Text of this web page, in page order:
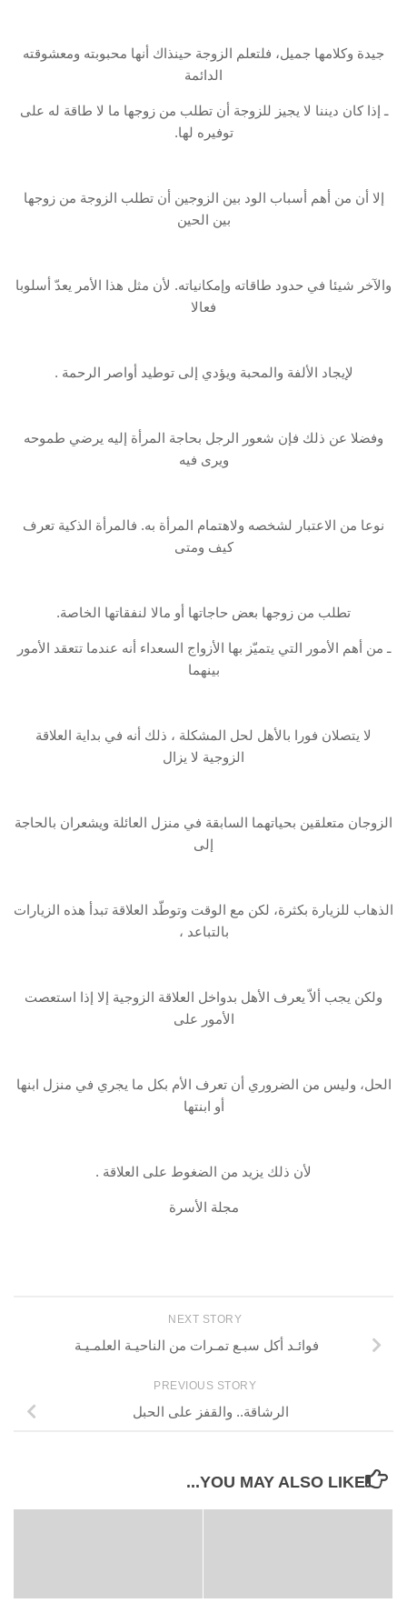
جيدة وكلامها جميل، فلتعلم الزوجة حينذاك أنها محبوبته ومعشوقته
الدائمة
ـ إذا كان ديننا لا يجيز للزوجة أن تطلب من زوجها ما لا طاقة له على
توفيره لها.
إلا أن من أهم أسباب الود بين الزوجين أن تطلب الزوجة من زوجها
بين الحين
والآخر شيئا في حدود طاقاته وإمكانياته. لأن مثل هذا الأمر يعدّ أسلوبا
فعالا
لإيجاد الألفة والمحبة ويؤدي إلى توطيد أواصر الرحمة .
وفضلا عن ذلك فإن شعور الرجل بحاجة المرأة إليه يرضي طموحه
ويرى فيه
نوعا من الاعتبار لشخصه ولاهتمام المرأة به. فالمرأة الذكية تعرف
كيف ومتى
تطلب من زوجها بعض حاجاتها أو مالا لنفقاتها الخاصة.
ـ من أهم الأمور التي يتميّز بها الأزواج السعداء أنه عندما تتعقد الأمور
بينهما
لا يتصلان فورا بالأهل لحل المشكلة ، ذلك أنه في بداية العلاقة
الزوجية لا يزال
الزوجان متعلقين بحياتهما السابقة في منزل العائلة ويشعران بالحاجة
إلى
الذهاب للزيارة بكثرة، لكن مع الوقت وتوطّد العلاقة تبدأ هذه الزيارات
بالتباعد ،
ولكن يجب ألاّ يعرف الأهل بدواخل العلاقة الزوجية إلا إذا استعصت
الأمور على
الحل، وليس من الضروري أن تعرف الأم بكل ما يجري في منزل ابنها
أو ابنتها
لأن ذلك يزيد من الضغوط على العلاقة .
مجلة الأسرة
NEXT STORY
فوائـد أكل سبـع تمـرات من الناحيـة العلمـيـة
PREVIOUS STORY
الرشاقة.. والقفز على الحبل
YOU MAY ALSO LIKE...